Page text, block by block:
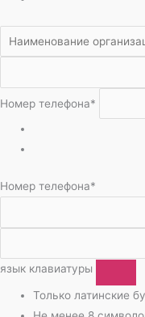
Номер телефона*
Номер телефона*
язык клавиатуры
Только латинские